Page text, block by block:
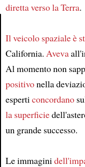
Article
diretta versola Terra.
Il veicolo spazialeè
California. Aveva
Al momento non
positivonella
esperti concordano
la superficie
un grande successo.
Le immagini